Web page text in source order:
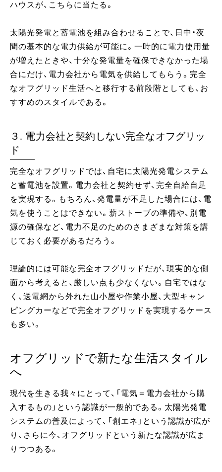
ハウスが、こちらに当たる。
太陽光発電と蓄電池を組み合わせることで、日中・夜
間の基本的な電力供給が可能に。一時的に電力使用量
が増えたときや、十分な発電量を確保できなかった場
合にだけ、電力会社から電気を供給してもらう。完全
なオフグリッド生活へと移行する前段階としても、お
すすめのスタイルである。
３. 電力会社と契約しない完全なオフグリッ
ド
完全なオフグリッドでは、自宅に太陽光発電システム
と蓄電池を設置。電力会社と契約せず、完全自給自足
を実現する。もちろん、発電量が不足した場合には、電
気を使うことはできない。薪ストーブの準備や、別電
源の確保など、電力不足のためのさまざまな対策を講
じておく必要があるだろう。
理論的には可能な完全オフグリッドだが、現実的な側
面から考えると、厳しい点も少なくない。自宅ではな
く、送電網から外れた山小屋や作業小屋、大型キャン
ピングカーなどで完全オフグリッドを実現するケース
も多い。
オフグリッドで新たな生活スタイル
へ
現代を生きる我々にとって、「電気＝電力会社から購
入するもの」という認識が一般的である。太陽光発電
システムの普及によって、「創エネ」という認識が広が
り、さらに今、オフグリッドという新たな認識が広ま
りつつある。